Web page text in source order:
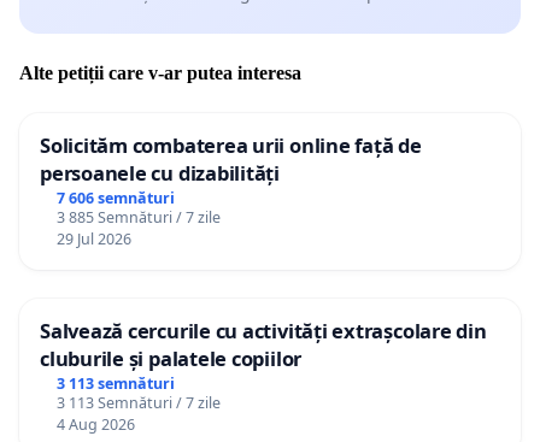
Alte petiții care v-ar putea interesa
Solicităm combaterea urii online față de
persoanele cu dizabilități
7 606 semnături
3 885 Semnături / 7 zile
29 Jul 2026
Salvează cercurile cu activități extrașcolare din
cluburile și palatele copiilor
3 113 semnături
3 113 Semnături / 7 zile
4 Aug 2026